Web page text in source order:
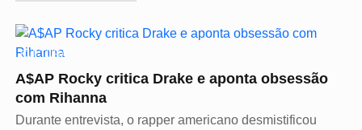
CULTURA
A$AP Rocky critica Drake e aponta obsessão
com Rihanna
Durante entrevista, o rapper americano desmistificou